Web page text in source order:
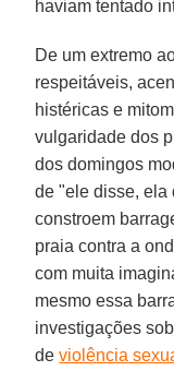
haviam tentado
De um extremo
respeitáveis,
histéricas e
vulgaridade dos
dos domingos
de "ele disse, ela
constroem
praia contra a
com muita
mesmo essa
investigações
deviolência